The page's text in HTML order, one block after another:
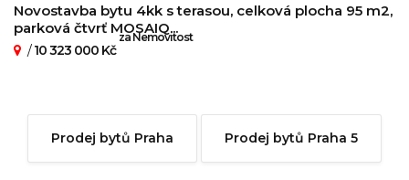
Novostavba bytu 4kk s terasou, celková plocha 95 m2,
parková čtvrť MOSAIQ...
/10 323 000 Kč
za Nemovitost
Prodej bytů Praha Prodej bytů Praha 5